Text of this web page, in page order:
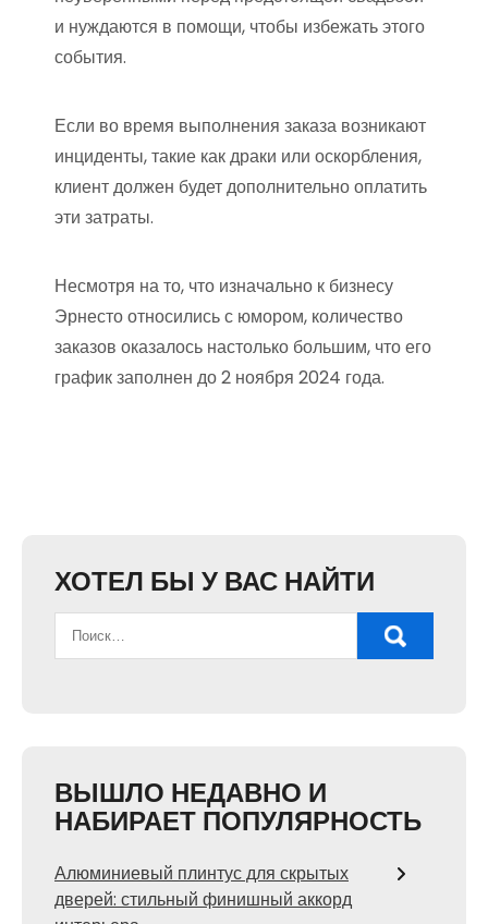
и нуждаются в помощи, чтобы избежать этого
события.
Если во время выполнения заказа возникают
инциденты, такие как драки или оскорбления,
клиент должен будет дополнительно оплатить
эти затраты.
Несмотря на то, что изначально к бизнесу
Эрнесто относились с юмором, количество
заказов оказалось настолько большим, что его
график заполнен до 2 ноября 2024 года.
ХОТЕЛ БЫ У ВАС НАЙТИ
ВЫШЛО НЕДАВНО И
НАБИРАЕТ ПОПУЛЯРНОСТЬ
Алюминиевый плинтус для скрытых
дверей: стильный финишный аккорд